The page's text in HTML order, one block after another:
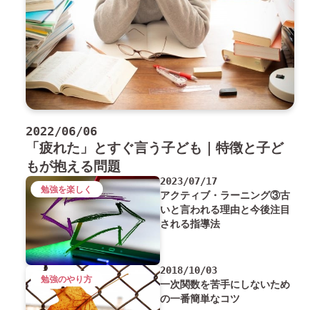
2022/06/06
「疲れた」とすぐ言う子ども｜特徴と子ど
もが抱える問題
2023/07/17
アクティブ・ラーニング③古
いと言われる理由と今後注目
される指導法
勉強を楽しく
2018/10/03
一次関数を苦手にしないため
の一番簡単なコツ
勉強のやり方